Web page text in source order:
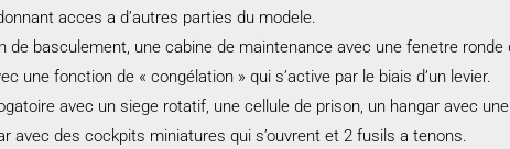
acces a d’autres parties du modele.
basculement, une cabine de maintenance avec une fenetre ronde
une fonction de « congélation » qui s’active par le biais d’un levier.
avec un siege rotatif, une cellule de prison, un hangar avec
avec des cockpits miniatures qui s’ouvrent et 2 fusils a tenons.